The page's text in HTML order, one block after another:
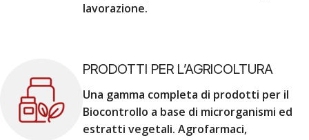
lavorazione.
PRODOTTI PER L’AGRICOLTURA
Una gamma completa di prodotti per il
Biocontrollo a base di microrganismi ed
estratti vegetali. Agrofarmaci,